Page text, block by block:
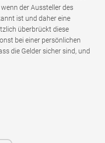
der Aussteller des
ist und daher eine
überbrückt diese
bei einer persönlichen
die Gelder sicher sind, und